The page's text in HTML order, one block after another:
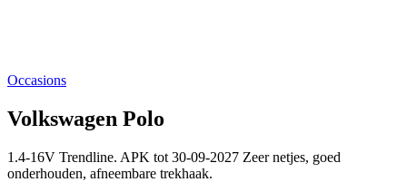
Occasions
Volkswagen Polo
1.4-16V Trendline. APK tot 30-09-2027 Zeer netjes, goed
onderhouden, afneembare trekhaak.